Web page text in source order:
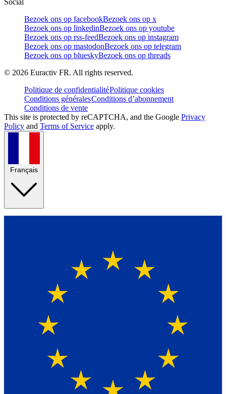
Social
Bezoek ons op facebookBezoek ons op x
Bezoek ons op linkedinBezoek ons op youtube
Bezoek ons op rss-feedBezoek ons op instagram
Bezoek ons op mastodonBezoek ons op telegram
Bezoek ons op blueskyBezoek ons op threads
© 2026 Euractiv FR. All rights reserved.
Politique de confidentialitéPolitique cookies
Conditions généralesConditions d’abonnement
Conditions de vente
This site is protected by reCAPTCHA, and the Google Privacy
Policy and Terms of Service apply.
Français